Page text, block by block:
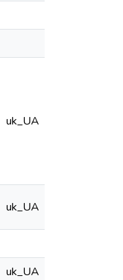
uk_UA
uk_UA
uk_UA